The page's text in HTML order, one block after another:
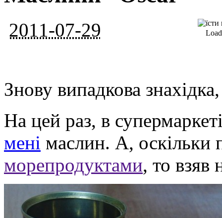
2011-07-29
Знову випадкова
На цей раз, в
мені маслин. А, оскільки
морепродуктами, то